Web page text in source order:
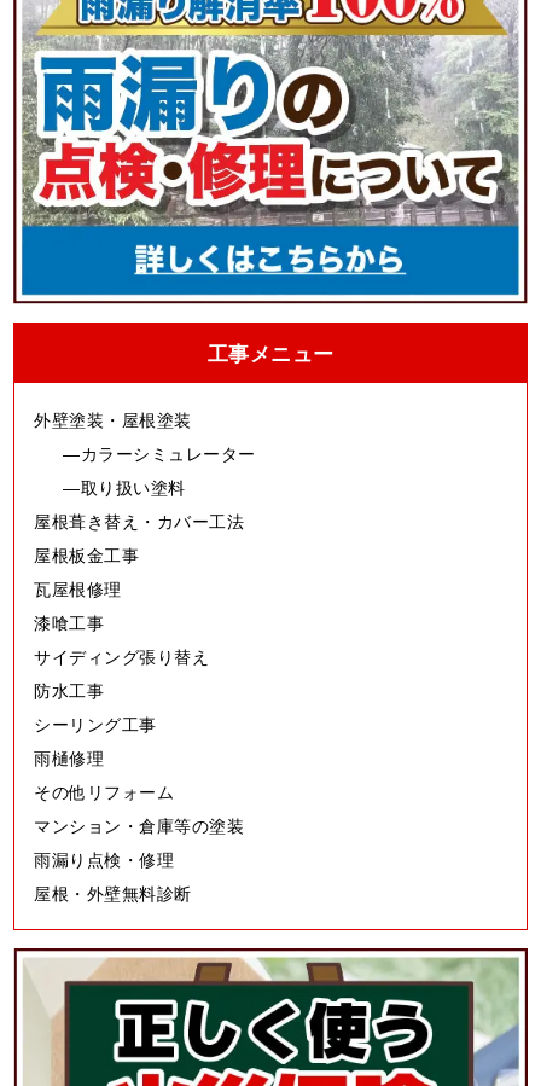
工事メニュー
外壁塗装・屋根塗装
カラーシミュレーター
取り扱い塗料
屋根葺き替え・カバー工法
屋根板金工事
瓦屋根修理
漆喰工事
サイディング張り替え
防水工事
シーリング工事
雨樋修理
その他リフォーム
マンション・倉庫等の塗装
雨漏り点検・修理
屋根・外壁無料診断